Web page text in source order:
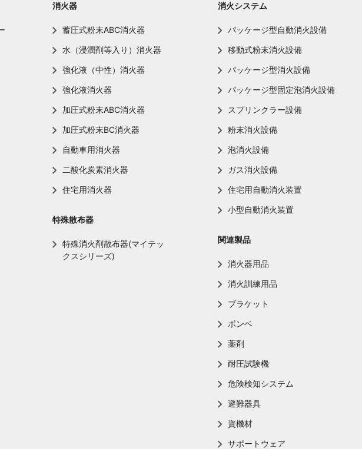
消火器
蓄圧式粉末ABC消火器
水（浸潤剤等入り）消火器
強化液（中性）消火器
強化液消火器
加圧式粉末ABC消火器
加圧式粉末BC消火器
自動車用消火器
二酸化炭素消火器
住宅用消火器
特殊散布器
特殊消火剤散布器(マイテッ
クスシリーズ)
消火システム
パッケージ型自動消火設備
移動式粉末消火設備
パッケージ型消火設備
パッケージ型固定泡消火設備
スプリンクラー設備
粉末消火設備
泡消火設備
ガス消火設備
住宅用自動消火装置
小型自動消火装置
関連製品
消火器用品
消火訓練用品
ブラケット
ボンベ
薬剤
耐圧試験機
危険検知システム
避難器具
資機材
サポートウェア